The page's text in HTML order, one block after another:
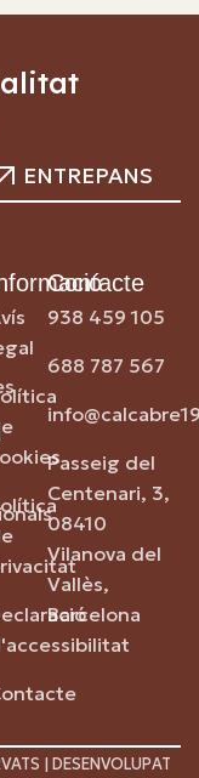
ENTREPANS
Contacte
938 459 105
688 787 567
Passeig del
Centenari, 3,
08410
Vilanova del
Vallès,
Barcelona
| DESENVOLUPAT